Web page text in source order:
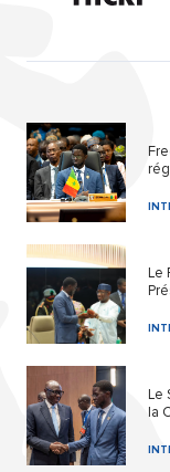
Le
Le
la